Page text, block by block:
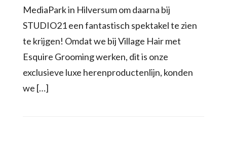
MediaPark in Hilversum om daarna bij
STUDIO21 een fantastisch spektakel te zien
te krijgen! Omdat we bij Village Hair met
Esquire Grooming werken, dit is onze
exclusieve luxe herenproductenlijn, konden
we […]